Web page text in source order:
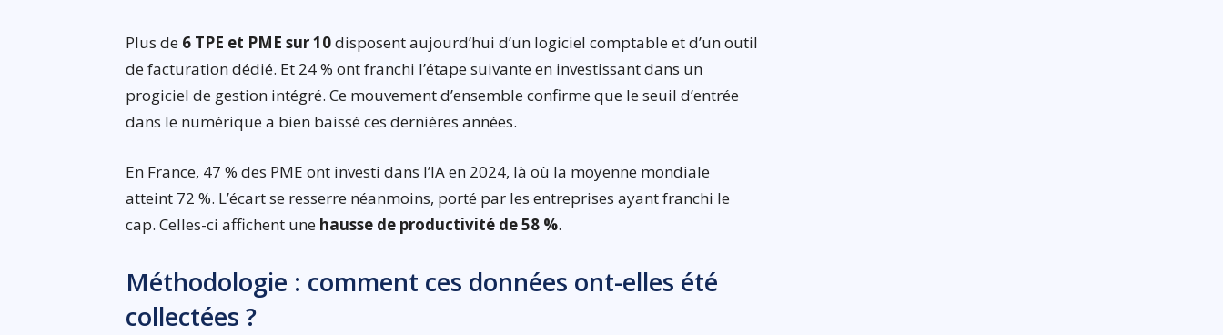
Plus de 6 TPE et PME sur 10disposent aujourd’hui d’un logiciel comptable et d’un outil
de facturation dédié. Et 24 % ont franchi l’étape suivante en investissant dans un
progiciel de gestion intégré. Ce mouvement d’ensemble confirme que le seuil d’entrée
dans le numérique a bien baissé ces dernières années.
En France, 47 % des PME ont investi dans l’IA en 2024, là où la moyenne mondiale
atteint 72 %. L’écart se resserre néanmoins, porté par les entreprises ayant franchi le
cap. Celles-ci affichent une hausse de productivité de 58 %.
Méthodologie : comment ces données ont-elles été
collectées ?